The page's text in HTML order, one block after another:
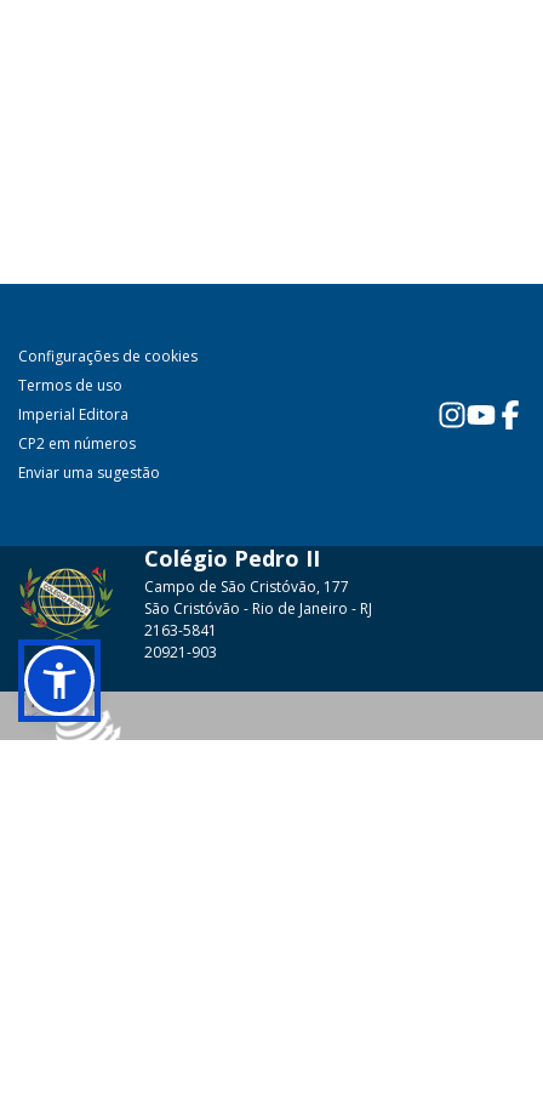
Configurações de cookies
Termos de uso
Imperial Editora
CP2 em números
Enviar uma sugestão
Colégio Pedro II
Campo de São Cristóvão, 177
São Cristóvão - Rio de Janeiro - RJ
2163-5841
20921-903